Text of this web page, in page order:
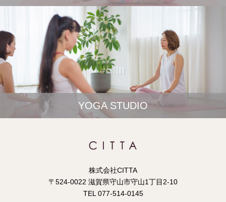
YOGA STUDIO
株式会社CITTA
〒524-0022 滋賀県守山市守山1丁目2-10
TEL 077-514-0145